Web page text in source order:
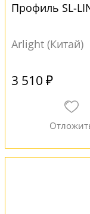
Профиль SL-
Arlight (Китай)
3 510 ₽